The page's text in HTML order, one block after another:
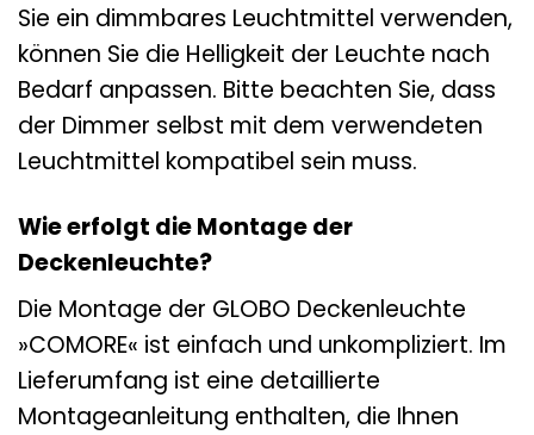
Sie ein dimmbares Leuchtmittel verwenden,
können Sie die Helligkeit der Leuchte nach
Bedarf anpassen. Bitte beachten Sie, dass
der Dimmer selbst mit dem verwendeten
Leuchtmittel kompatibel sein muss.
Wie erfolgt die Montage der
Deckenleuchte?
Die Montage der GLOBO Deckenleuchte
»COMORE« ist einfach und unkompliziert. Im
Lieferumfang ist eine detaillierte
Montageanleitung enthalten, die Ihnen